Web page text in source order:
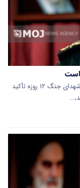
است
سخنگوی ارشد نیروهای مسلح در مراسم گرامیداشت شهدای جنگ ۱۲ روزه تأکید